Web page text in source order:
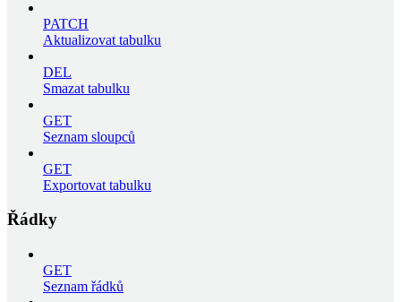
PATCH
Aktualizovat tabulku
DEL
Smazat tabulku
GET
Seznam sloupců
GET
Exportovat tabulku
Řádky
GET
Seznam řádků